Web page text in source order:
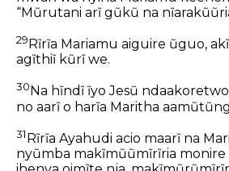
“Mũrutani arĩ gũkũ na
29 Rĩrĩa Mariamu aiguire ũguo,
agĩthiĩ kũrĩ we.
30 Na hĩndĩ ĩyo Jesũ
no aarĩ o harĩa Maritha
31Rĩrĩa Ayahudi acio maarĩ na
nyũmba makĩmũũmĩrĩria monire